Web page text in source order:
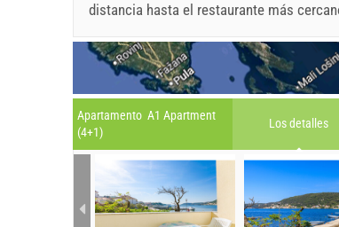
distancia hasta el restaurante más
Apartamento A1 Apartment
(4+1)
Los detalles